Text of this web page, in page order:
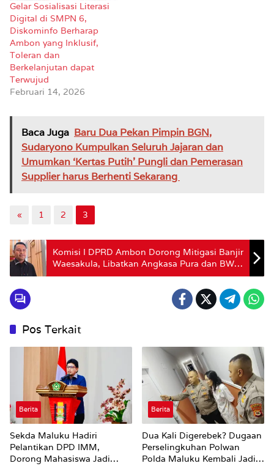
Gelar Sosialisasi Literasi
Digital di SMPN 6,
Diskominfo Berharap
Ambon yang Inklusif,
Toleran dan
Berkelanjutan dapat
Terwujud
Februari 14, 2026
Baca Juga Baru Dua Pekan Pimpin BGN,
Sudaryono Kumpulkan Seluruh Jajaran dan
Umumkan ‘Kertas Putih’ Pungli dan Pemerasan
Supplier harus Berhenti Sekarang
« 1 2 3
Komisi I DPRD Ambon Dorong Mitigasi Banjir
Waesakula, Libatkan Angkasa Pura dan BWS
Maluku
Pos Terkait
Berita
Sekda Maluku Hadiri
Pelantikan DPD IMM,
Dorong Mahasiswa Jadi
Berita
Dua Kali Digerebek? Dugaan
Perselingkuhan Polwan
Polda Maluku Kembali Jadi